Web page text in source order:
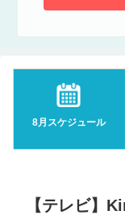
8月スケジュール
【テレビ】